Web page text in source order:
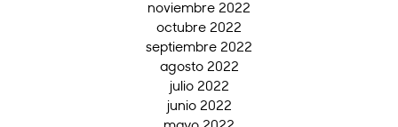
noviembre 2022
octubre 2022
septiembre 2022
agosto 2022
julio 2022
junio 2022